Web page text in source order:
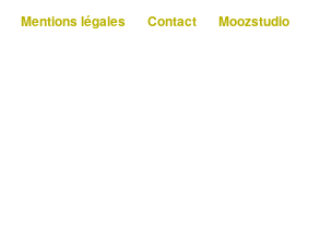
Mentions légales Contact Moozstudio